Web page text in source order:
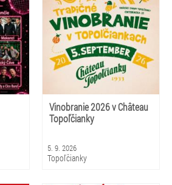
Vinobranie 2026 v Château
Topoľčianky
5. 9. 2026
Topoľčianky